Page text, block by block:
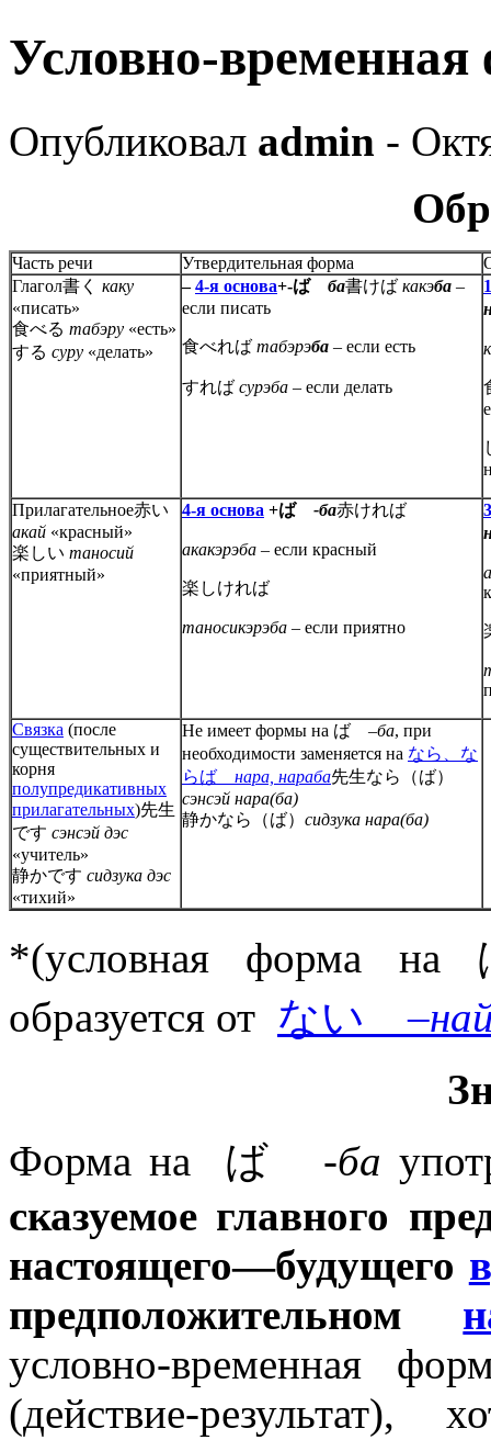
Условно-
Опубликовал admin -
Часть речи Утвердительная форма
Глагол書く каку
«писать»
食べる табэру «есть»
する суру «делать»
–4-я основа+-ば ба書けば какэба –
если писать
食べれば табэрэба – если есть
すれば сурэба – если делать
Прилагательное赤い
акай «красный»
楽しい таносий
«приятный»
4-я основа +ば -ба赤ければ
акакэрэба – если красный
楽しければ
таносикэрэба – если приятно
Связка (после
существительных и
корня
полупредикативных
прилагательных)先生
です сэнсэй дэс
«учитель»
静かです сидзука дэс
«тихий»
Не имеет формы на ば –ба, при
необходимости заменяется на なら、な
らば нара, нараба先生なら（ば）
сэнсэй нара(ба)
静かなら（ば） сидзука нара(ба)
*(условная форма
образуется от ない
Форма на ば -ба
сказуемое главного
настоящего—будущего
предположительном
условно-временная
(действие-